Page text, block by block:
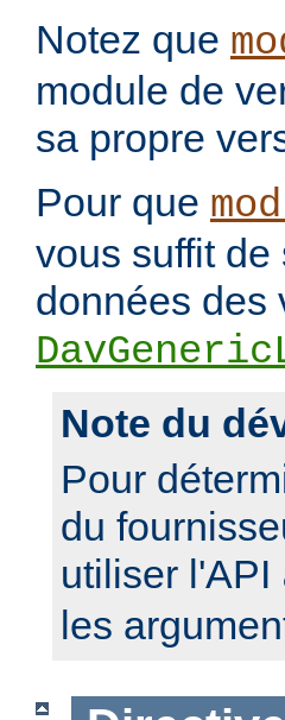
Notez que
module de
sa propre
Pour que
vous suffit
données des
Note du
Pour
du
utiliser l'API
les